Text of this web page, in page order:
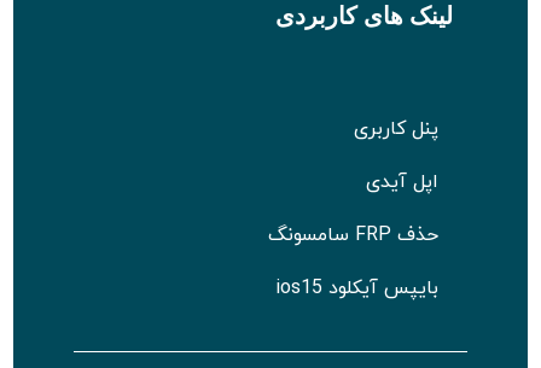
لینک های کاربردی
پنل کاربری
اپل آیدی
حذف FRP سامسونگ
بایپس آیکلود ios15